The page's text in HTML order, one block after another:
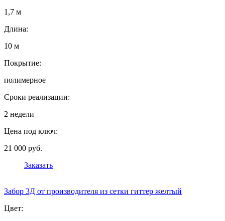
1,7 м
Длина:
10 м
Покрытие:
полимерное
Сроки реализации:
2 недели
Цена под ключ:
21 000 руб.
Заказать
Забор 3Д от производителя из сетки гиттер желтый
Цвет: